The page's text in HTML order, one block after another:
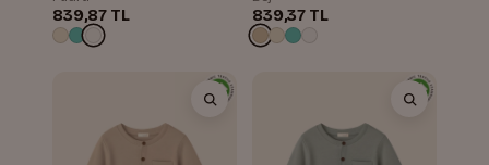
839,87 TL 839,37 TL